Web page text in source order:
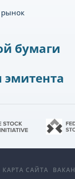
бумаги
КАРТА САЙТА